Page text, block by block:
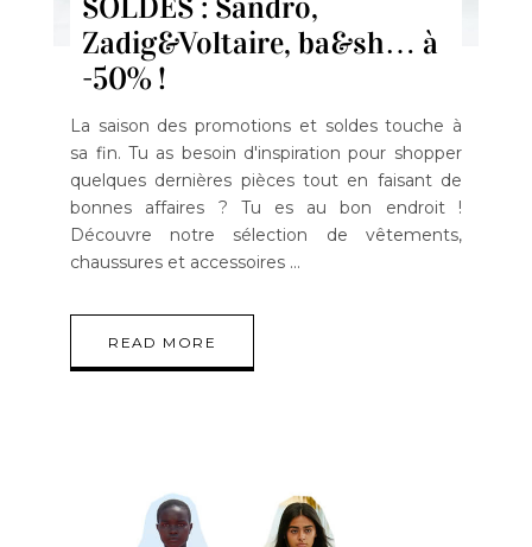
SOLDES : Sandro,
Zadig&Voltaire, ba&sh… à
-50% !
La saison des promotions et soldes touche à
sa fin. Tu as besoin d'inspiration pour shopper
quelques dernières pièces tout en faisant de
bonnes affaires ? Tu es au bon endroit !
Découvre notre sélection de vêtements,
chaussures et accessoires
READ MORE